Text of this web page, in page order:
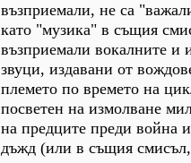
възприемали, не са
като "музика" в същия
възприемали вокалните и
звуци, издавани от
племето по времето на
посветен на измолване
на предците преди война
дъжд (или в същия